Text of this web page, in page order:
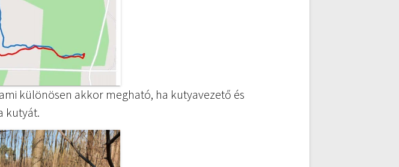
különösen akkor megható, ha kutyavezető és
kutyát.